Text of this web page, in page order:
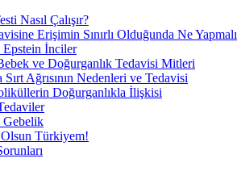
Nasıl Çalışır?
Erişimin Sınırlı Olduğunda Ne Yapmalı
Epstein İnciler
ve Doğurganlık Tedavisi Mitleri
Sırt Ağrısının Nedenleri ve Tedavisi
Doğurganlıkla İlişkisi
Gebelik
Türkiyem!